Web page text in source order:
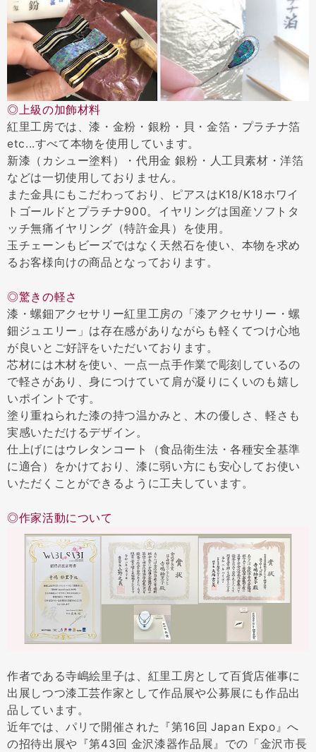
◎上級の加飾材料
紅里工房では、漆・金粉・銀粉・貝・金箔・プラチナ箔
etc...すべて本物を使用しています。
新漆（カシュー塗料）・代用金 銀粉・人工貝素材・洋箔
などは一切使用しておりません。
また金具にもこだわっており、ピアスはK18/K18ホワイ
トゴールドとプラチナ900。イヤリングは国産ソフトタ
ッチ無痛イヤリング（特許金具）を使用。
玉チェーンもビーズではなく天然石を使い、本物を求め
るお客様向けの商品となっております。
◎驚きの軽さ
漆・螺鈿アクセサリー紅里工房の「漆アクセサリー・螺
鈿ジュエリー」は存在感がありながらも軽くてつけ心地
が良いとご好評をいただいております。
芯材には木材を使い、一点一点手作業で彫刻しているの
で軽さがあり、身につけていて肩が凝りにくいのも嬉し
いポイントです。
塗り重ねられた漆の持つ温かみと、木の優しさ、軽さも
実感いただけるデザイン。
仕上げにはウレタンコート（食品衛生法・各種安全基準
に適合）をかけており、漆に弱い方にも安心してお使い
いただくことができるように工夫しています。
◎作家活動について
作者である寺嶋絵里子は、紅里工房として百貨店催事に
出展しつつ漆工芸作家として作品展や公募展にも作品出
品しています。
近年では、パリで開催された『第16回 Japan Expo』へ
の招待出展や『第43回 金沢漆器作品展』での「金沢市長